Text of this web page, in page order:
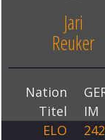
Jari
Reuker
Nation
Titel
IM
ELO